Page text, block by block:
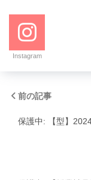
Instagram
前の記事
保護中: 【型】